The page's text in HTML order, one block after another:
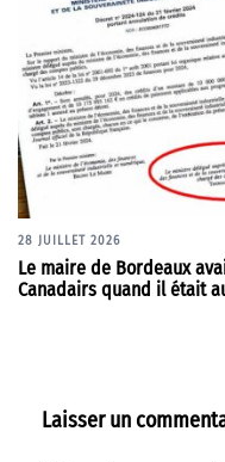
28 JUILLET 2026
Le maire de Bordeaux
Canadairs quand il était
Laisser un